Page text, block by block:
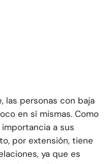
las personas con baja
en sí mismas. Como
a sus
por extensión, tiene
ya que es